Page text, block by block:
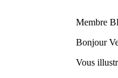
Membre
Bonjour
Vous